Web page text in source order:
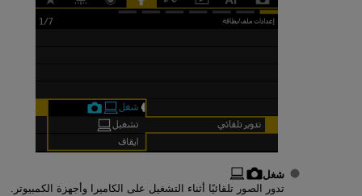
شغل
تدور الصور تلقائيًا أثناء التشغيل على الكاميرا وأجهزة الكمبيوتر.